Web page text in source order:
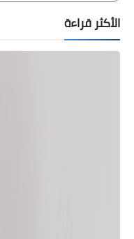
الأكثر قراءة